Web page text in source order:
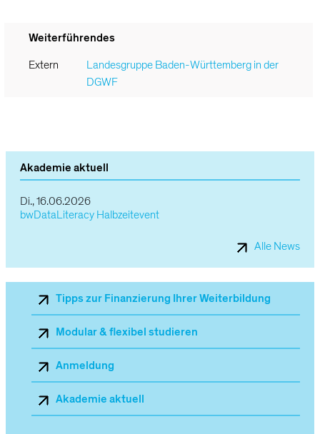
Weiterführendes
Extern
Landesgruppe Baden-Württemberg in der
DGWF
Überblick
Akademie aktuell
Di., 16.06.2026
bwDataLiteracy Halbzeitevent
Alle News
Sekundärnavigation_Mobile
Tipps zur Finanzierung Ihrer Weiterbildung
Modular & flexibel studieren
Anmeldung
Akademie aktuell